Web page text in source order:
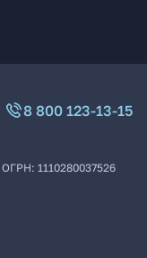
8 800 123-13-15
ОГРН: 1110280037526